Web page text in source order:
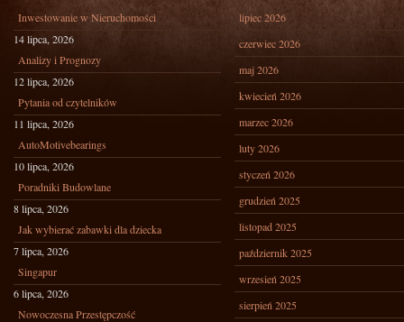
Inwestowanie w Nieruchomości
14 lipca, 2026
Analizy i Prognozy
12 lipca, 2026
Pytania od czytelników
11 lipca, 2026
AutoMotivebearings
10 lipca, 2026
Poradniki Budowlane
8 lipca, 2026
Jak wybierać zabawki dla dziecka
7 lipca, 2026
Singapur
6 lipca, 2026
Nowoczesna Przestępczość
lipiec 2026
czerwiec 2026
maj 2026
kwiecień 2026
marzec 2026
luty 2026
styczeń 2026
grudzień 2025
listopad 2025
październik 2025
wrzesień 2025
sierpień 2025